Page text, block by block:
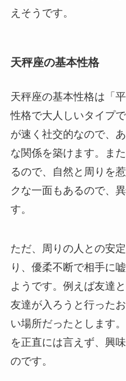
えそうです。
天秤座の基本性格
天秤座の基本性格は「
性格で大人しいタイプ
が速く社交的なので、
な関係を築けます。ま
るので、自然と周りを
クな一面もあるので、
す。
ただ、周りの人との安
り、優柔不断で相手に
ようです。例えば友達
友達が入ろうと行った
い場所だったとします
を正直には言えず、興
のです。